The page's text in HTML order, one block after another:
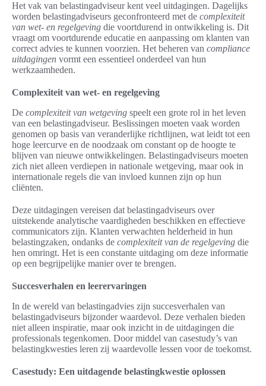
Het vak van belastingadviseur kent veel uitdagingen. Dagelijks
worden belastingadviseurs geconfronteerd met de complexiteit
van wet- en regelgeving die voortdurend in ontwikkeling is. Dit
vraagt om voortdurende educatie en aanpassing om klanten van
correct advies te kunnen voorzien. Het beheren van compliance
uitdagingen vormt een essentieel onderdeel van hun
werkzaamheden.
Complexiteit van wet- en regelgeving
De complexiteit van wetgeving speelt een grote rol in het leven
van een belastingadviseur. Beslissingen moeten vaak worden
genomen op basis van veranderlijke richtlijnen, wat leidt tot een
hoge leercurve en de noodzaak om constant op de hoogte te
blijven van nieuwe ontwikkelingen. Belastingadviseurs moeten
zich niet alleen verdiepen in nationale wetgeving, maar ook in
internationale regels die van invloed kunnen zijn op hun
cliënten.
Deze uitdagingen vereisen dat belastingadviseurs over
uitstekende analytische vaardigheden beschikken en effectieve
communicators zijn. Klanten verwachten helderheid in hun
belastingzaken, ondanks de complexiteit van de regelgeving die
hen omringt. Het is een constante uitdaging om deze informatie
op een begrijpelijke manier over te brengen.
Succesverhalen en leerervaringen
In de wereld van belastingadvies zijn succesverhalen van
belastingadviseurs bijzonder waardevol. Deze verhalen bieden
niet alleen inspiratie, maar ook inzicht in de uitdagingen die
professionals tegenkomen. Door middel van casestudy’s van
belastingkwesties leren zij waardevolle lessen voor de toekomst.
Casestudy: Een uitdagende belastingkwestie oplossen